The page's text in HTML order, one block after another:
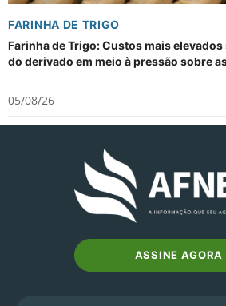
FARINHA DE TRIGO
Farinha de Trigo: Custos mais
do derivado em meio à pressão sobre
05/08/26
ASSINE AGORA